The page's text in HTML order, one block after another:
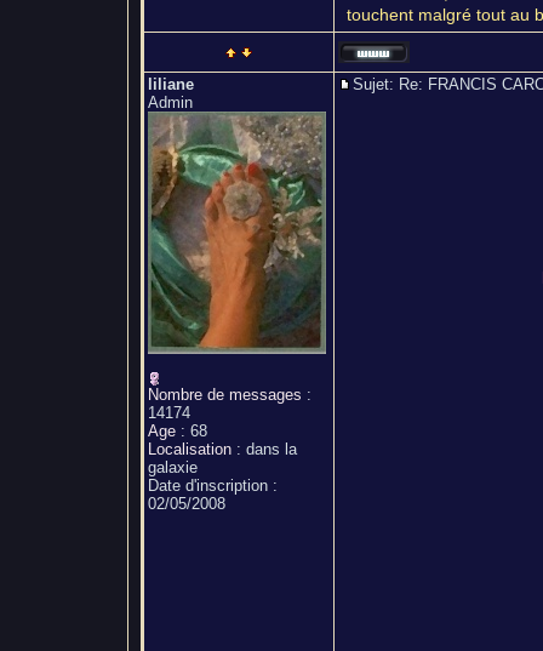
touchent malgré tout au
liliane
Admin
Nombre de messages :
14174
Age: 68
Localisation: dans la
galaxie
Date d'inscription :
02/05/2008
Sujet: Re: FRANCIS